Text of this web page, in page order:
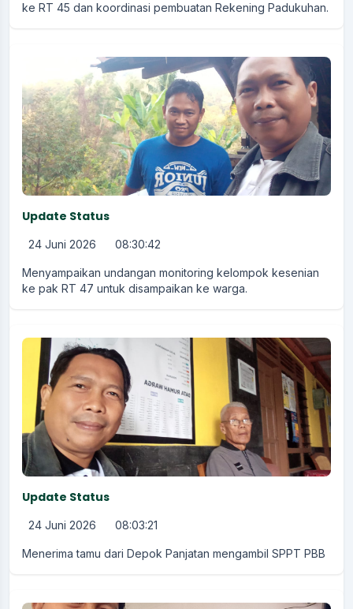
ke RT 45 dan koordinasi pembuatan Rekening Padukuhan.
Update Status
24 Juni 2026 08:30:42
Menyampaikan undangan monitoring kelompok kesenian
ke pak RT 47 untuk disampaikan ke warga.
Update Status
24 Juni 2026 08:03:21
Menerima tamu dari Depok Panjatan mengambil SPPT PBB